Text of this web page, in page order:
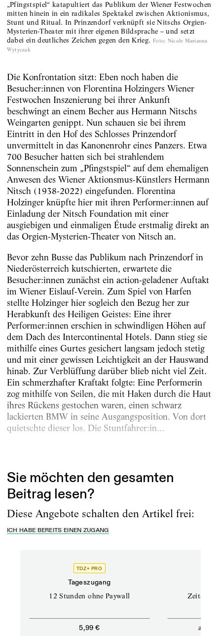
„Pfingstspiel“ katapultiert das Publikum der Wiener Festwochen
mitten hinein in ein radikales Spektakel zwischen Aktionismus,
Stunt und Ritual. In Prinzendorf verknüpft sie Nitschs Orgien-
Mysterien-Theater mit ihrer eigenen Bildsprache – und setzt
dabei ein deutliches Zeichen gegen den Krieg. Foto: Nicole Marianna
Wytyczak
Die Konfrontation sitzt: Eben noch haben die
Besucher:innen von Florentina Holzingers Wiener
Festwochen Inszenierung bei ihrer Ankunft
beschwingt an einem Becher aus Hermann Nitschs
Weingarten genippt. Nun schauen sie bei ihrem
Eintritt in den Hof des Schlosses Prinzendorf
unvermittelt in das Kanonenrohr eines Panzers. Etwa
700 Besucher hatten sich bei strahlendem
Sonnenschein zum „Pfingstspiel“ auf dem ehemaligen
Anwesen des Wiener Aktionsmus-Künstlers Hermann
Nitsch (1938-2022) eingefunden. Florentina
Holzinger knüpfte hier mit ihren Performer:innen auf
Einladung der Nitsch Foundation mit einer
ausgiebigen und einmaligen Étude erstmalig direkt an
das Orgien-Mysterien-Theater von Nitsch an.
Bevor zehn Busse das Publikum nach Prinzendorf in
Niederösterreich kutschierten, erwartete die
Besucher:innen zunächst ein action-geladener Auftakt
im Wiener Eislauf-Verein. Zum Spiel von Harfen
stellte Holzinger hier sogleich den Bezug her zur
Herabkunft des Heiligen Geistes: Eine ihrer
Performer:innen erschien in schwindligen Höhen auf
dem Dach des Intercontinental Hotels. Dann stieg sie
mithilfe eines Gurtes gesichert langsam jedoch stetig
und mit einer gewissen Leichtigkeit an der Hauswand
hinab. Zur Verblüffung darüber blieb nicht viel Zeit.
Ein schmerzhafter Kraftakt folgte: Eine Performerin
zog mithilfe von Seilen, die mit Haken durch die Haut
ihres Rückens gestochen waren, einen schwarz
lackierten BMW in seine Ausgangsposition. Von dort
quietschte dieser los. Die Stuntfahrer:in...
Sie möchten den gesamten
Beitrag lesen?
Diese Angebote schalten den Artikel frei:
ICH HABE BEREITS EINEN ZUGANG
TDZ+ PRO
Tageszugang
12 Stunden ohne Paywall
5,99 € ab